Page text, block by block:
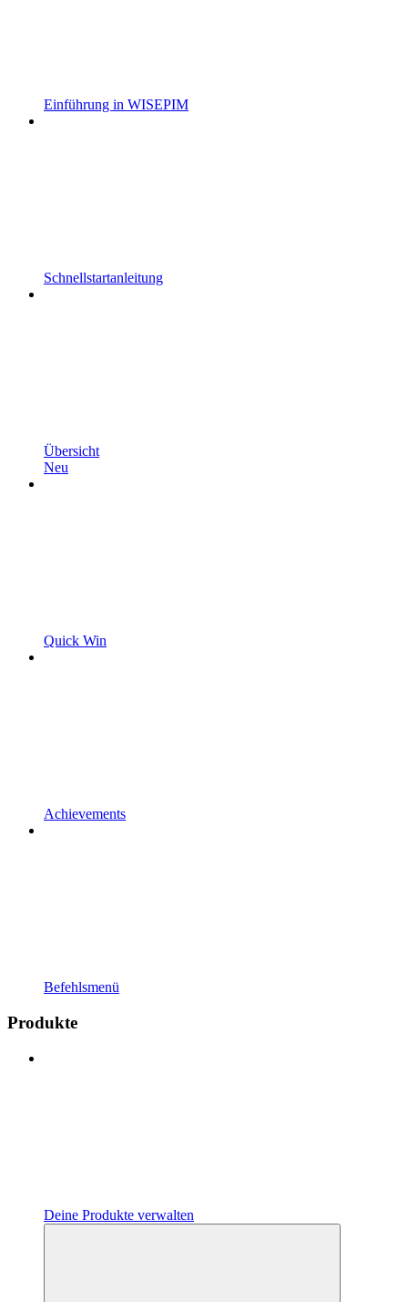
Einführung in WISEPIM
Schnellstartanleitung
Übersicht
Neu
Quick Win
Achievements
Befehlsmenü
Produkte
Deine Produkte verwalten